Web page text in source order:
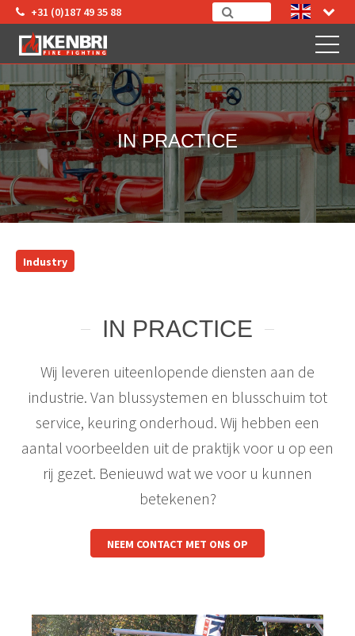
+31 (0)187 49 35 88
IN PRACTICE
Industry
IN PRACTICE
Wij leveren uiteenlopende diensten aan de
industrie. Van blussystemen en blusschuim tot
service, keuring onderhoud. Wij hebben een
aantal voorbeelden uit de praktijk voor u op een
rij gezet. Benieuwd wat we voor u kunnen
betekenen?
NEEM CONTACT MET ONS OP